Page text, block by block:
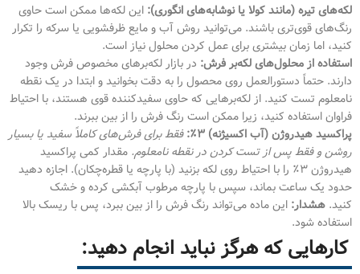
لکه‌های تیره (مانند کولا یا نوشابه‌های انگوری): این لکه‌ها ممکن است حاوی
رنگ‌های قوی‌تری باشند. می‌توانید روش آب و مایع ظرفشویی یا سرکه را تکرار
کنید، اما زمان بیشتری برای عمل کردن محلول نیاز است.
استفاده از محلول‌های لکه‌بر فرش: در بازار لکه‌برهای مخصوص فرش وجود
دارند. حتماً دستورالعمل روی محصول را به دقت بخوانید و ابتدا در یک نقطه
نامعلوم تست کنید. از لکه‌برهایی که حاوی سفیدکننده قوی هستند، با احتیاط
فراوان استفاده کنید، زیرا ممکن است رنگ فرش را از بین ببرند.
پراکسید هیدروژن (آب اکسیژنه) ۳٪:
فقط برای فرش‌های کاملاً سفید یا بسیار
روشن و فقط پس از تست کردن در نقطه نامعلوم. مقدار کمی پراکسید
هیدروژن ۳٪ را با احتیاط روی لکه بزنید (با پارچه یا قطره‌چکان). اجازه دهید
حدود یک ساعت بماند، سپس با پارچه مرطوب آبکشی کرده و خشک
کنید. هشدار: این ماده می‌تواند رنگ فرش را از بین ببرد، پس با ریسک بالا
استفاده شود.
کارهایی که هرگز نباید انجام دهید: